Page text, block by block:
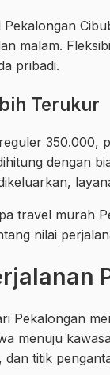
malam.
pribadi.
Terukur
350.000,
dengan
travel murah
nilai
Pekalongan
menuju
dan titik